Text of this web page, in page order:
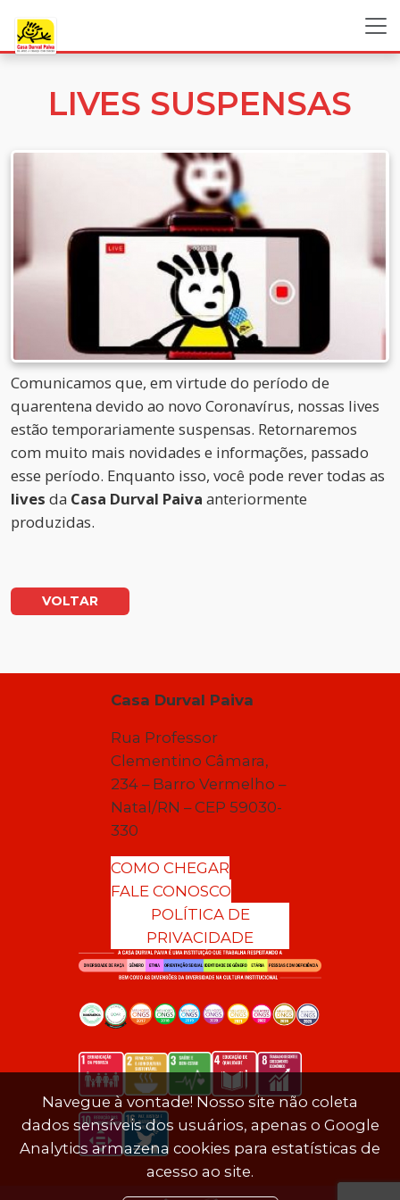
LIVES SUSPENSAS
Comunicamos que, em virtude do período de
quarentena devido ao novo Coronavírus, nossas lives
estão temporariamente suspensas. Retornaremos
com muito mais novidades e informações, passado
esse período. Enquanto isso, você pode rever todas as
lives da Casa Durval Paiva anteriormente
produzidas.
VOLTAR
Casa Durval Paiva
Rua Professor
Clementino Câmara,
234 – Barro Vermelho –
Natal/RN – CEP 59030-
330
COMO CHEGAR
FALE CONOSCO
POLÍTICA DE
PRIVACIDADE
Navegue à vontade! Nosso site não coleta
dados sensíveis dos usuários, apenas o Google
Analytics armazena cookies para estatísticas de
acesso ao site.